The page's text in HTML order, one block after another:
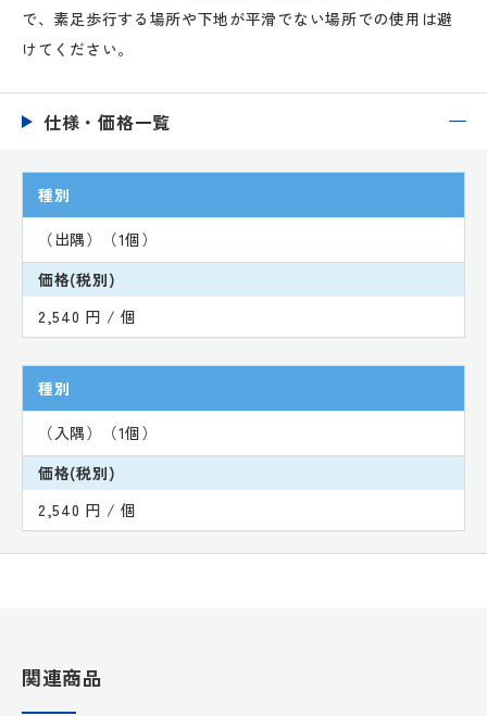
で、素足歩行する場所や下地が平滑でない場所での使用は避
けてください。
仕様・価格一覧
種別
（出隅）（1個）
価格(税別)
2,540 円 / 個
種別
（入隅）（1個）
価格(税別)
2,540 円 / 個
関連商品